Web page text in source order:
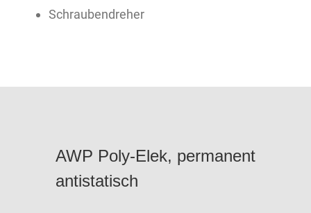
Schraubendreher
AWP Poly-Elek, permanent
antistatisch